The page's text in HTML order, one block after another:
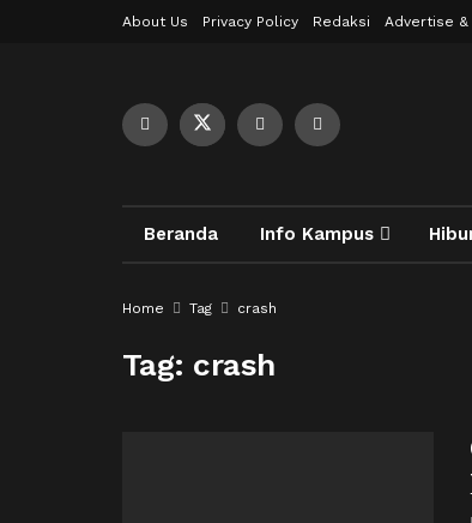
About Us Privacy Policy Redaksi Advertise &
Beranda Info Kampus
Home Tag crash
Tag: crash